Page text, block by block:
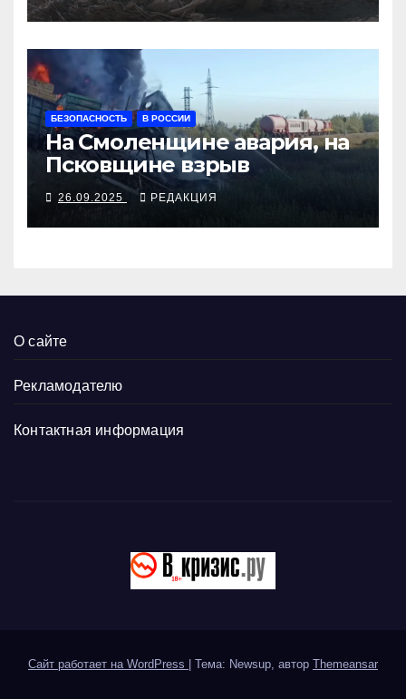
БЕЗОПАСНОСТЬ В РОССИИ
На Смоленщине авария, на
Псковщине взрыв
26.09.2025 РЕДАКЦИЯ
О сайте
Рекламодателю
Контактная информация
Сайт работает на WordPress Тема: Newsup, автор Themeansar